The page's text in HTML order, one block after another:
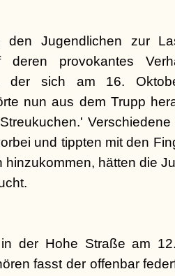
Jugendlichen zur
deren provokantes
der sich am 16.
nun aus dem Trupp
und tippten mit den
hinzukommen, hätten die
der Hohe Straße am
fasst der offenbar